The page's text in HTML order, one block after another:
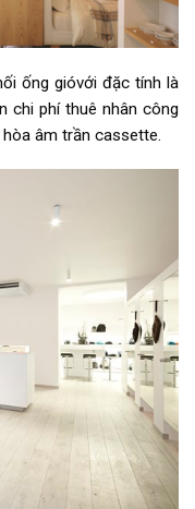
ống gióvới đặc tính là
chi phí thuê nhân công
âm trần cassette.